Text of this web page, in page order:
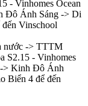
- Vinhomes Ocean
Đô Ánh Sáng -> Di
đến Vinschool
nước -> TTTM
S2.15 - Vinhomes
-> Kinh Đô Ánh
Biển 4 để đến